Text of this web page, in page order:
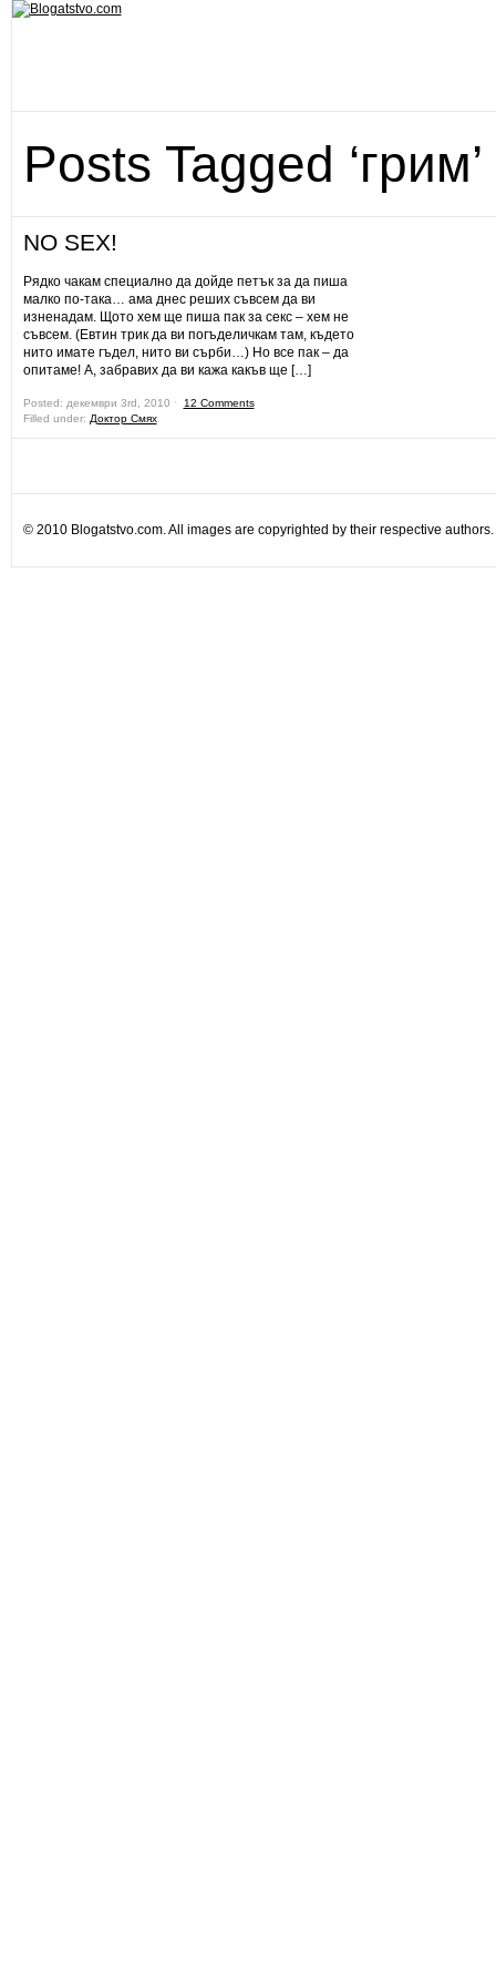
Posts Tagged ‘грим’
NO SEX!
Рядко чакам специално да дойде петък за да пиша
малко по-така… ама днес реших съвсем да ви
изненадам. Щото хем ще пиша пак за секс – хем не
съвсем. (Евтин трик да ви погъделичкам там, където
нито имате гъдел, нито ви сърби…) Но все пак – да
опитаме! А, забравих да ви кажа какъв ще […]
Posted: декември 3rd, 2010 ˑ
12 Comments
Filled under: Доктор Смях
© 2010 Blogatstvo.com. All images are copyrighted by their respective authors.